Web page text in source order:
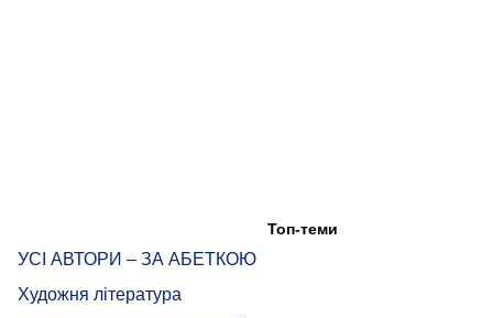
Топ-теми
УСІ АВТОРИ – ЗА АБЕТКОЮ
Художня література